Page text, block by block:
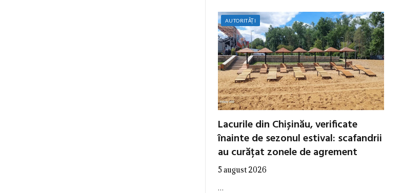
AUTORITĂȚI
Lacurile din Chișinău, verificate
înainte de sezonul estival: scafandrii
au curățat zonele de agrement
5 august 2026
…